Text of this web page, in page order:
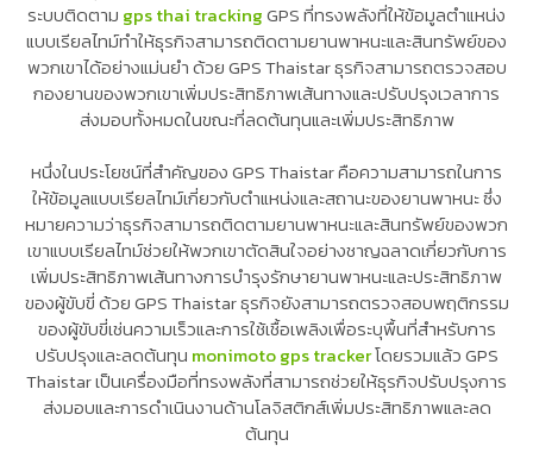
ดำเนินธุรกิจการส่งมอบและการดำเนินงานด้านโลจิสติกส์ มันเป็น
ระบบติดตามgps thai trackingGPS ที่ทรงพลังที่ให้ข้อมูลตำแหน่ง
แบบเรียลไทม์ทำให้ธุรกิจสามารถติดตามยานพาหนะและสินทรัพย์ของ
พวกเขาได้อย่างแม่นยำ ด้วย GPS Thaistar ธุรกิจสามารถตรวจสอบ
กองยานของพวกเขาเพิ่มประสิทธิภาพเส้นทางและปรับปรุงเวลาการ
หนึ่งในประโยชน์ที่สำคัญของ GPS Thaistar คือความสามารถในการ
ให้ข้อมูลแบบเรียลไทม์เกี่ยวกับตำแหน่งและสถานะของยานพาหนะ ซึ่ง
หมายความว่าธุรกิจสามารถติดตามยานพาหนะและสินทรัพย์ของพวก
เขาแบบเรียลไทม์ช่วยให้พวกเขาตัดสินใจอย่างชาญฉลาดเกี่ยวกับการ
เพิ่มประสิทธิภาพเส้นทางการบำรุงรักษายานพาหนะและประสิทธิภาพ
ของผู้ขับขี่ ด้วย GPS Thaistar ธุรกิจยังสามารถตรวจสอบพฤติกรรม
ของผู้ขับขี่เช่นความเร็วและการใช้เชื้อเพลิงเพื่อระบุพื้นที่สำหรับการ
ปรับปรุงและลดต้นทุนmonimoto gps trackerโดยรวมแล้ว GPS
Thaistar เป็นเครื่องมือที่ทรงพลังที่สามารถช่วยให้ธุรกิจปรับปรุงการ
ส่งมอบและการดำเนินงานด้านโลจิสติกส์เพิ่มประสิทธิภาพและลด